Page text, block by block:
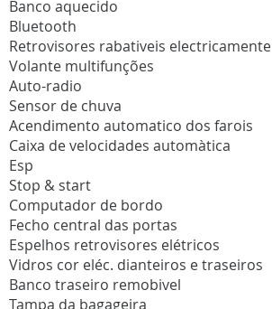
Banco aquecido
Bluetooth
Retrovisores rabativeis electricamente
Volante multifunções
Auto-radio
Sensor de chuva
Acendimento automatico dos farois
Caixa de velocidades automàtica
Esp
Stop & start
Computador de bordo
Fecho central das portas
Espelhos retrovisores elétricos
Vidros cor eléc. dianteiros e traseiros
Banco traseiro remobivel
Tampa da bagageira